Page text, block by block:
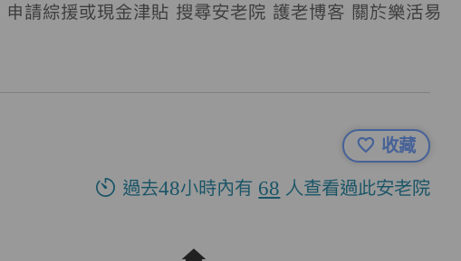
申請綜援或現金津貼 搜尋安老院 護老博客 關於樂活易
收藏
過去48小時內有 68 人查看過此安老院